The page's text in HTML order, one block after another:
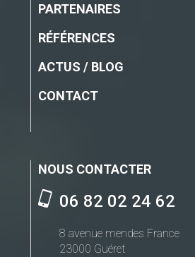
PARTENAIRES
RÉFÉRENCES
ACTUS / BLOG
CONTACT
NOUS CONTACTER
06 82 02 24 62
8 avenue mendes France
23000 Guéret